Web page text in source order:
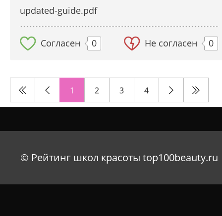
updated-guide.pdf
Согласен 0 Не согласен 0
1 2 3 4
© Рейтинг школ красоты top100beauty.ru